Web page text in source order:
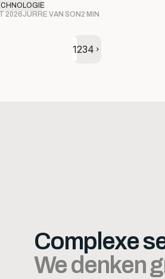
2026JURRE VAN SON2 MIN
1234 Volgende pagina
Complexe
We denken